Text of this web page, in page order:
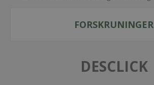
FORSKRUNINGER
DESCLICK